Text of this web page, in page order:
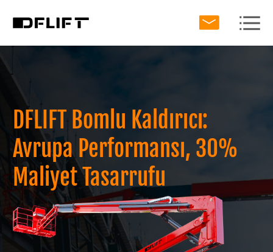
DFLIFT Bomlu Kaldırıcı:
Avrupa Performansı, 30%
Maliyet Tasarrufu